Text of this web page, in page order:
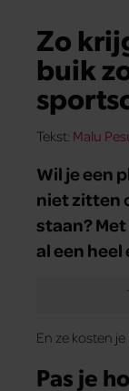
Zo
buik
Tekst: Malu
Wil je een
niet zitten
staan?
al een heel
En ze kosten
Pas je